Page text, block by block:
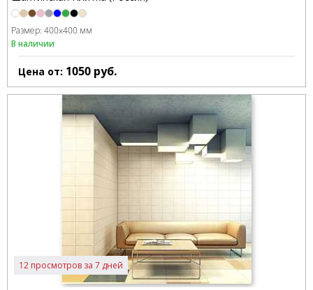
Размер: 400x400 мм
В наличии
Цена от: 1050 руб.
12 просмотров за 7 дней